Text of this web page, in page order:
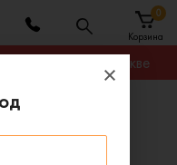
Корзина
0
оправу в Москве